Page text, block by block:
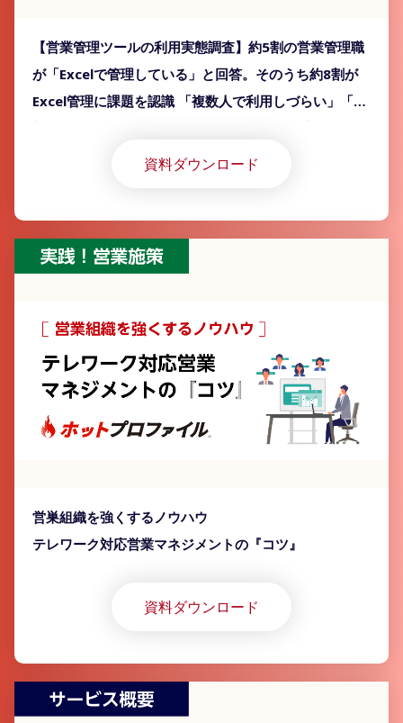
【営業管理ツールの利用実態調査】約5割の営業管理職
が「Excelで管理している」と回答。そのうち約8割が
Excel管理に課題を認識 「複数人で利用しづらい」「最
新版がどこにあるかわからない」など課題が挙がるも、
「Excel」以外のツール導入が進んでいない実態が明ら
資料ダウンロード
営巣組織を強くするノウハウ
テレワーク対応営業マネジメントの『コツ』
資料ダウンロード